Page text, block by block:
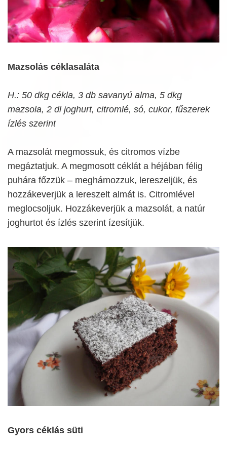
Mazsolás céklasaláta
H.: 50 dkg cékla, 3 db savanyú alma, 5 dkg
mazsola, 2 dl joghurt, citromlé, só, cukor, fűszerek
ízlés szerint
A mazsolát megmossuk, és citromos vízbe
megáztatjuk. A megmosott céklát a héjában félig
puhára főzzük – meghámozzuk, lereszeljük, és
hozzákeverjük a lereszelt almát is. Citromlével
meglocsoljuk. Hozzákeverjük a mazsolát, a natúr
joghurtot és ízlés szerint ízesítjük.
Gyors céklás süti